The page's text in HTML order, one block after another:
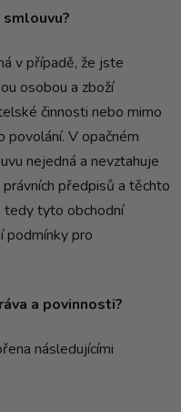
v případě, že jste
osobou a zboží
činnosti nebo mimo
povolání. V opačném
nejedná a nevztahuje
předpisů a těchto
tedy tyto obchodní
podmínky pro
a povinnosti?
následujícími